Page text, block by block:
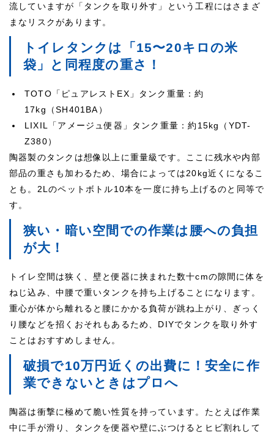
流していますが「タンクを取り外す」という工程にはさまざ
まなリスクがあります。
トイレタンクは「15〜20キロの米
袋」と同程度の重さ！
TOTO「ピュアレストEX」タンク重量：約
17kg（SH401BA）
LIXIL「アメージュ便器」タンク重量：約15kg（YDT-
Z380）
陶器製のタンクは想像以上に重量級です。ここに残水や内部
部品の重さも加わるため、場合によっては20kg近くになるこ
とも。2Lのペットボトル10本を一度に持ち上げるのと同等で
す。
狭い・暗い空間での作業は腰への負担
が大！
トイレ空間は狭く、壁と便器に挟まれた数十cmの隙間に体を
ねじ込み、中腰で重いタンクを持ち上げることになります。
重心が体から離れると腰にかかる負荷が跳ね上がり、ぎっく
り腰などを招くおそれもあるため、DIYでタンクを取り外す
ことはおすすめしません。
破損で10万円近くの出費に！安全に作
業できないときはプロへ
陶器は衝撃に極めて脆い性質を持っています。たとえば作業
中に手が滑り、タンクを便器や壁にぶつけるとヒビ割れして